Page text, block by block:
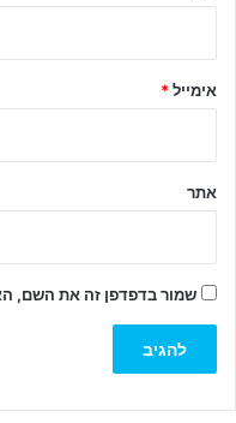
אימייל*
אתר
שמור בדפדפן זה את השם,